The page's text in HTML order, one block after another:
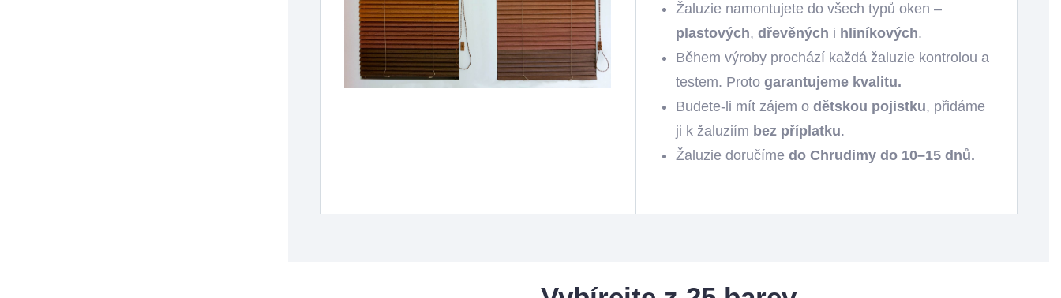
Žaluzie namontujete do všech typů oken –
plastových, dřevěných i hliníkových.
Během výroby prochází každá žaluzie kontrolou a
testem. Proto garantujeme kvalitu.
Budete-li mít zájem o dětskou pojistku, přidáme
ji k žaluziím bez příplatku.
Žaluzie doručíme do Chrudimy do 10–15 dnů.